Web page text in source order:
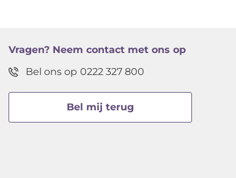
Vragen? Neem contact met ons op
Bel ons op 0222 327 800
Bel mij terug